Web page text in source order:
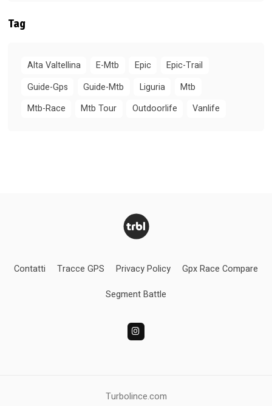
Tag
Alta Valtellina E-Mtb Epic
Epic-Trail
Guide-Gps
Guide-Mtb Liguria
Mtb
Mtb-Race
Mtb Tour Outdoorlife Vanlife
Contatti Tracce GPS Privacy Policy Gpx Race Compare
Segment Battle
Turbolince.com